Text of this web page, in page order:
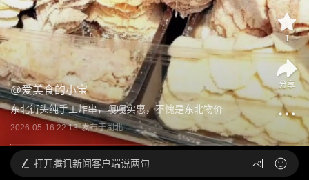
@爱美食的小宝
东北街头纯手工炸串，嘎嘎实惠，不愧是东北物价
2026-05-16 22:13 发布于湖北
1
分享
打开腾讯新闻客户端说两句